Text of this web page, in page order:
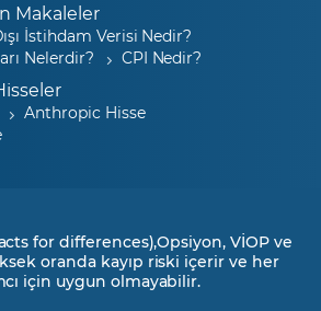
Makaleler
İstihdam Verisi Nedir?
Nelerdir?
CPI Nedir?
Anthropic Hisse
for differences),Opsiyon, VİOP ve
oranda kayıp riski içerir ve her
için uygun olmayabilir.